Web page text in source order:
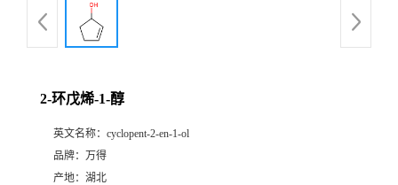
2-环戊烯-1-醇
英文名称： cyclopent-2-en-1-ol
品牌： 万得
产地： 湖北